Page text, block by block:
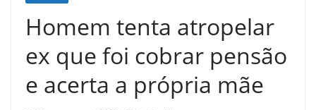
Homem tenta atropelar
ex que foi cobrar pensão
e acerta a própria mãe